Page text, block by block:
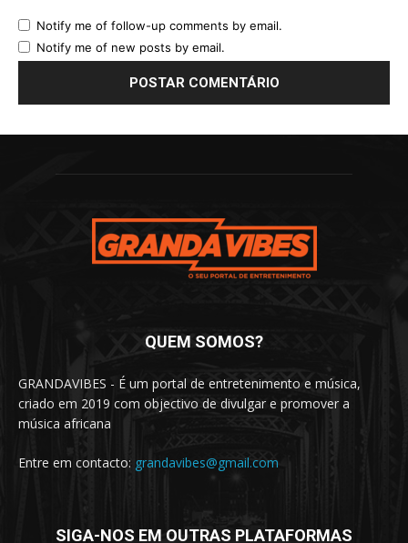
Notify me of follow-up comments by email.
Notify me of new posts by email.
QUEM SOMOS?
GRANDAVIBES - É um portal de entretenimento e música,
criado em 2019 com objectivo de divulgar e promover a
música africana
Entre em contacto: grandavibes@gmail.com
SIGA-NOS EM OUTRAS PLATAFORMAS